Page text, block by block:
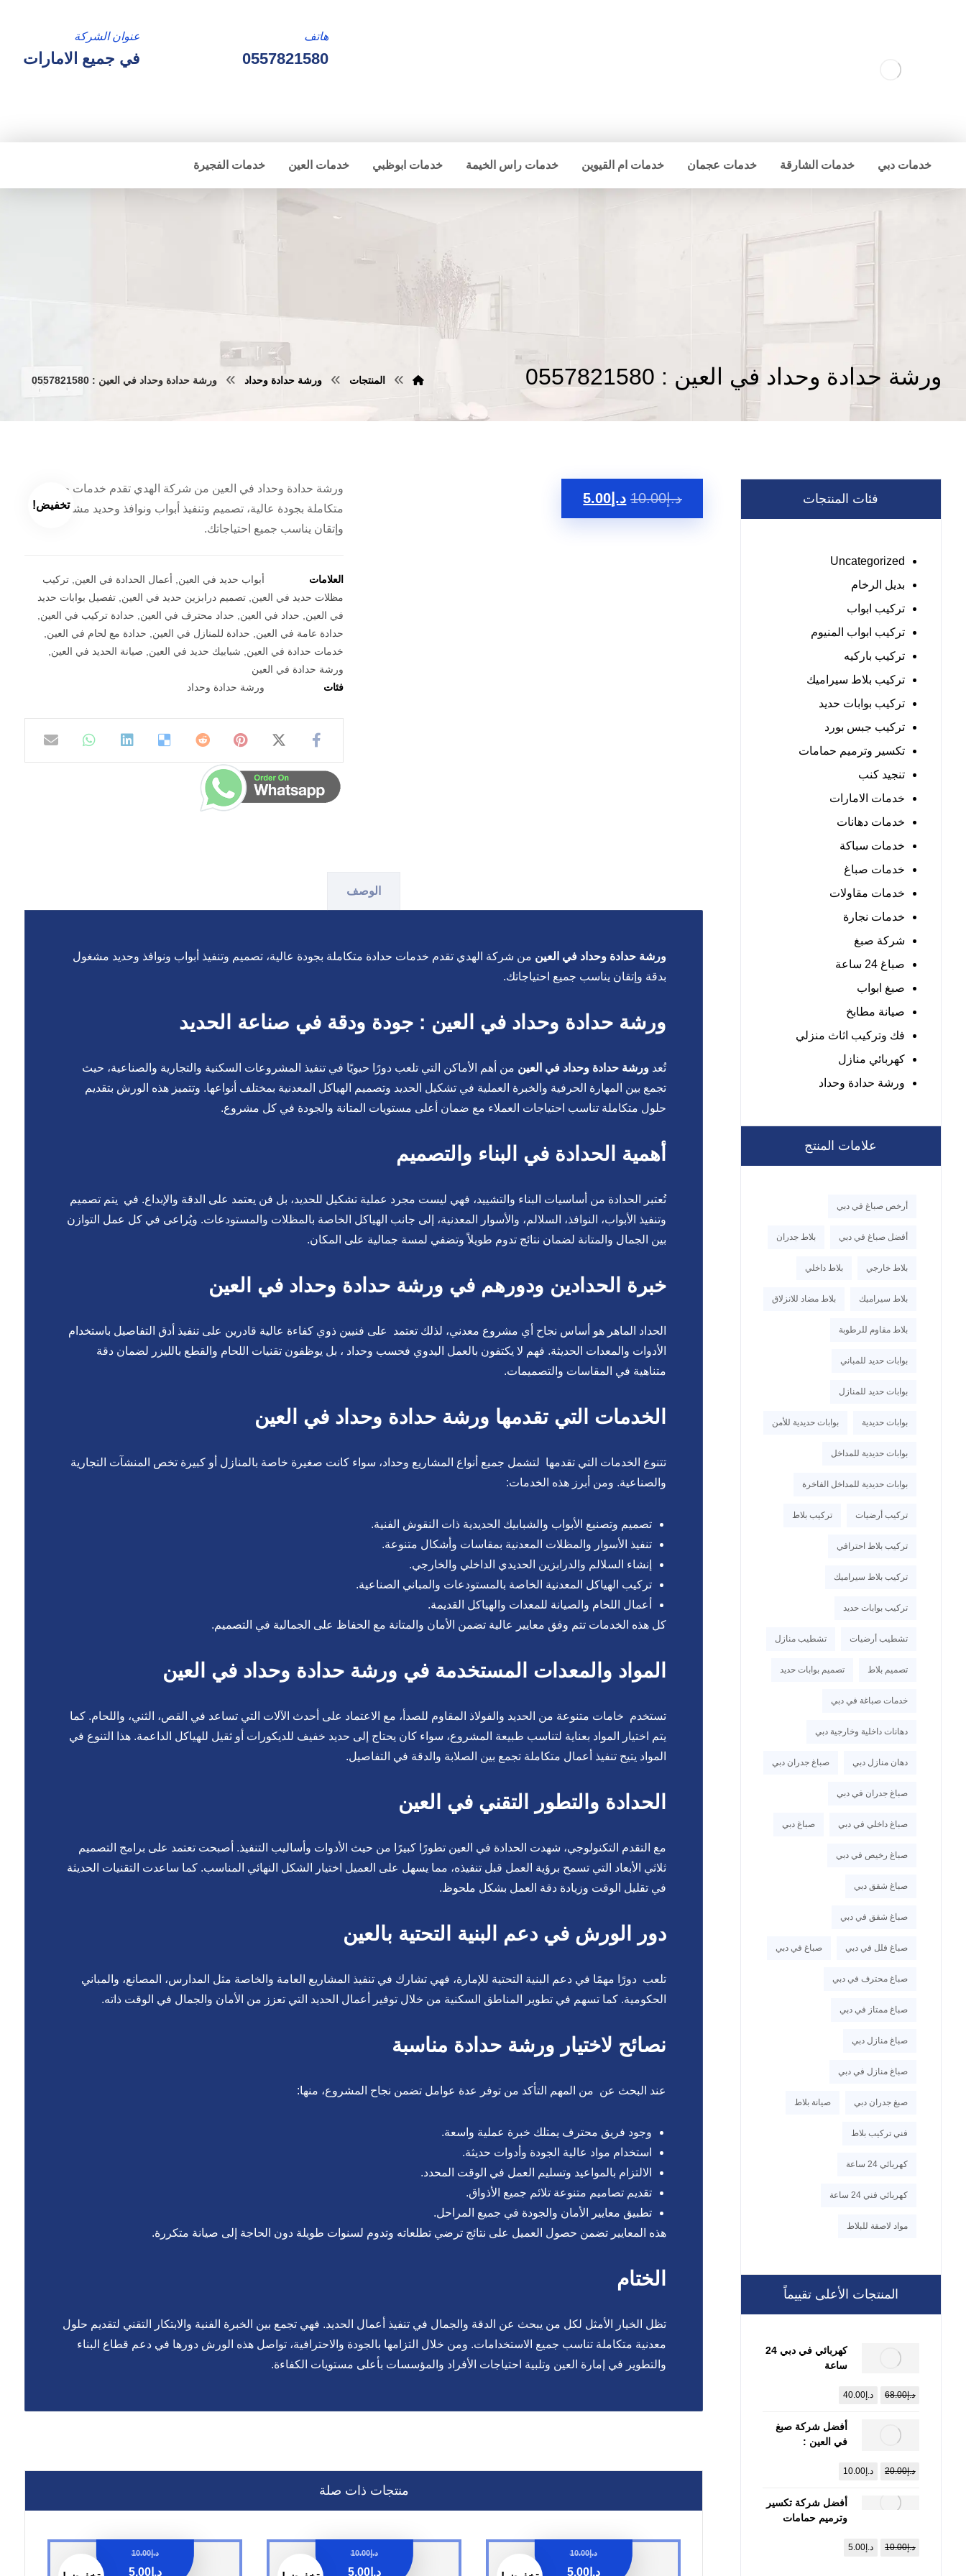
عنوان الشركة
في جميع الامارات
هاتف
0557821580
خدمات دبي خدمات الشارقة خدمات عجمان خدمات ام القيوين خدمات راس الخيمة خدمات ابوظبي خدمات العين خدمات الفجيرة
ورشة حدادة وحداد في العين : 0557821580 المنتجات ورشة حدادة وحداد ورشة حدادة وحداد في العين : 0557821580
تخفيض! د.إ10.00 د.إ 5.00
ورشة حدادة وحداد في العين من شركة الهدي تقدم خدمات حدادة
متكاملة بجودة عالية، تصميم وتنفيذ أبواب ونوافذ وحديد مشغول بدقة
وإتقان يناسب جميع احتياجاتك.
العلامات أبواب حديد في العين أعمال الحدادة في العين ,تركيب
مظلات حديد في العين ,تصميم درابزين حديد في العين ,تفصيل بوابات حديد
في العين
حداد في العين حداد محترف في العين حدادة تركيب في العين
حدادة عامة في العين
حدادة للمنازل في العين حدادة مع لحام في العين
خدمات حدادة في العين
شبابيك حديد في العين صيانة الحديد في العين
ورشة حدادة في العين
فئات
ورشة حدادة وحداد
الوصف
ورشة حدادة وحداد في العين من شركة الهدي تقدم خدمات حدادة متكاملة بجودة عالية، تصميم وتنفيذ أبواب ونوافذ وحديد مشغول
بدقة وإتقان يناسب جميع احتياجاتك.
ورشة حدادة وحداد في العين : جودة ودقة في صناعة الحديد
تُعد ورشة حدادة وحداد في العين من أهم الأماكن التي تلعب دورًا حيويًا في تنفيذ المشروعات السكنية والتجارية والصناعية، حيث
تجمع بين المهارة الحرفية والخبرة العملية في تشكيل الحديد وتصميم الهياكل المعدنية بمختلف أنواعها. وتتميز هذه الورش بتقديم
حلول متكاملة تناسب احتياجات العملاء مع ضمان أعلى مستويات المتانة والجودة في كل مشروع.
أهمية الحدادة في البناء والتصميم
تُعتبر الحدادة من أساسيات البناء والتشييد، فهي ليست مجرد عملية تشكيل للحديد، بل فن يعتمد على الدقة والإبداع. في يتم تصميم
وتنفيذ الأبواب، النوافذ، السلالم، والأسوار المعدنية، إلى جانب الهياكل الخاصة بالمظلات والمستودعات. ويُراعى في كل عمل التوازن
بين الجمال والمتانة لضمان نتائج تدوم طويلاً وتضفي لمسة جمالية على المكان.
خبرة الحدادين ودورهم في ورشة حدادة وحداد في العين
الحداد الماهر هو أساس نجاح أي مشروع معدني، لذلك تعتمد على فنيين ذوي كفاءة عالية قادرين على تنفيذ أدق التفاصيل باستخدام
الأدوات والمعدات الحديثة. فهم لا يكتفون بالعمل اليدوي فحسب وحداد ، بل يوظفون تقنيات اللحام والقطع بالليزر لضمان دقة
متناهية في المقاسات والتصميمات.
الخدمات التي تقدمها ورشة حدادة وحداد في العين
تتنوع الخدمات التي تقدمها لتشمل جميع أنواع المشاريع وحداد، سواء كانت صغيرة خاصة بالمنازل أو كبيرة تخص المنشآت التجارية
والصناعية. ومن أبرز هذه الخدمات:
تصميم وتصنيع الأبواب والشبابيك الحديدية ذات النقوش الفنية.
تنفيذ الأسوار والمظلات المعدنية بمقاسات وأشكال متنوعة.
إنشاء السلالم والدرابزين الحديدي الداخلي والخارجي.
تركيب الهياكل المعدنية الخاصة بالمستودعات والمباني الصناعية.
أعمال اللحام والصيانة للمعدات والهياكل القديمة.
كل هذه الخدمات تتم وفق معايير عالية تضمن الأمان والمتانة مع الحفاظ على الجمالية في التصميم.
المواد والمعدات المستخدمة في ورشة حدادة وحداد في العين
تستخدم خامات متنوعة من الحديد والفولاذ المقاوم للصدأ، مع الاعتماد على أحدث الآلات التي تساعد في القص، الثني، واللحام. كما
يتم اختيار المواد بعناية لتناسب طبيعة المشروع، سواء كان يحتاج إلى حديد خفيف للديكورات أو ثقيل للهياكل الداعمة. هذا التنوع في
المواد يتيح تنفيذ أعمال متكاملة تجمع بين الصلابة والدقة في التفاصيل.
الحدادة والتطور التقني في العين
مع التقدم التكنولوجي، شهدت الحدادة في العين تطورًا كبيرًا من حيث الأدوات وأساليب التنفيذ. أصبحت تعتمد على برامج التصميم
ثلاثي الأبعاد التي تسمح برؤية العمل قبل تنفيذه، مما يسهل على العميل اختيار الشكل النهائي المناسب. كما ساعدت التقنيات الحديثة
في تقليل الوقت وزيادة دقة العمل بشكل ملحوظ.
دور الورش في دعم البنية التحتية بالعين
تلعب دورًا مهمًا في دعم البنية التحتية للإمارة، فهي تشارك في تنفيذ المشاريع العامة والخاصة مثل المدارس، المصانع، والمباني
الحكومية. كما تسهم في تطوير المناطق السكنية من خلال توفير أعمال الحديد التي تعزز من الأمان والجمال في الوقت ذاته.
نصائح لاختيار ورشة حدادة مناسبة
عند البحث عن من المهم التأكد من توفر عدة عوامل تضمن نجاح المشروع، منها:
وجود فريق محترف يمتلك خبرة عملية واسعة.
استخدام مواد عالية الجودة وأدوات حديثة.
الالتزام بالمواعيد وتسليم العمل في الوقت المحدد.
تقديم تصاميم متنوعة تلائم جميع الأذواق.
تطبيق معايير الأمان والجودة في جميع المراحل.
هذه المعايير تضمن حصول العميل على نتائج ترضي تطلعاته وتدوم لسنوات طويلة دون الحاجة إلى صيانة متكررة.
الختام
تظل الخيار الأمثل لكل من يبحث عن الدقة والجمال في تنفيذ أعمال الحديد. فهي تجمع بين الخبرة الفنية والابتكار التقني لتقديم حلول
معدنية متكاملة تناسب جميع الاستخدامات. ومن خلال التزامها بالجودة والاحترافية، تواصل هذه الورش دورها في دعم قطاع البناء
والتطوير في إمارة العين وتلبية احتياجات الأفراد والمؤسسات بأعلى مستويات الكفاءة.
منتجات ذات صلة
د.إ10.00
د.إ5.00
د.إ10.00
د.إ5.00
د.إ10.00
د.إ5.00
فئات المنتجات
Uncategorized
بديل الرخام
تركيب ابواب
تركيب ابواب المنيوم
تركيب باركيه
تركيب بلاط سيراميك
تركيب بوابات حديد
تركيب جبس بورد
تكسير وترميم حمامات
تنجيد كنب
خدمات الامارات
خدمات دهانات
خدمات سباكة
خدمات صباغ
خدمات مقاولات
خدمات نجارة
شركة صبغ
صباغ 24 ساعة
صبغ ابواب
صيانة مطابخ
فك وتركيب اثاث منزلي
كهربائي منازل
ورشة حدادة وحداد
علامات المنتج
أرخص صباغ في دبي
أفضل صباغ في دبي بلاط جدران
بلاط خارجي بلاط داخلي
بلاط سيراميك بلاط مضاد للانزلاق
بلاط مقاوم للرطوبة
بوابات حديد للمباني
بوابات حديد للمنازل
بوابات حديدية بوابات حديدية للأمن
بوابات حديدية للمداخل
بوابات حديدية للمداخل الفاخرة
تركيب أرضيات تركيب بلاط
تركيب بلاط احترافي
تركيب بلاط سيراميك
تركيب بوابات حديد
تشطيب أرضيات تشطيب منازل
تصميم بلاط تصميم بوابات حديد
خدمات صباغة في دبي
دهانات داخلية وخارجية دبي
دهان منازل دبي صباغ جدران دبي
صباغ جدران في دبي
صباغ داخلي في دبي صباغ دبي
صباغ رخيص في دبي
صباغ شقق دبي
صباغ شقق في دبي
صباغ فلل في دبي صباغ في دبي
صباغ محترف في دبي
صباغ ممتاز في دبي
صباغ منازل دبي
صباغ منازل في دبي
صبغ جدران دبي صيانة بلاط
فني تركيب بلاط
كهربائي 24 ساعة
كهربائي فني 24 ساعة
مواد لاصقة للبلاط
المنتجات الأعلى تقييماً
كهربائي في دبي 24
ساعة
د.إ68.00 د.إ 40.00
أفضل شركة صبغ
في العين :
د.إ20.00 د.إ 10.00
أفضل شركة تكسير
وترميم حمامات
د.إ10.00 د.إ 5.00